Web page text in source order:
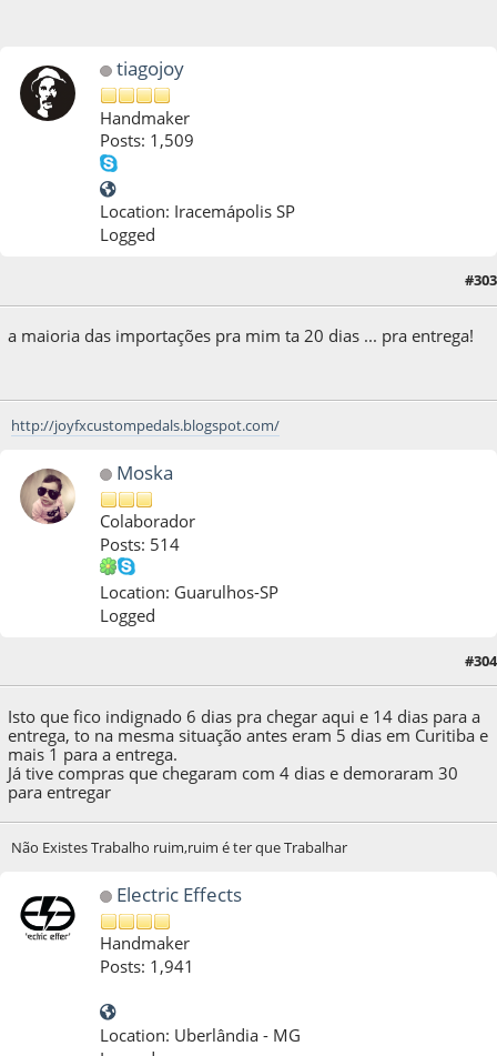
tiagojoy
Handmaker
Posts: 1,509
Location: Iracemápolis SP
Logged
#303
a maioria das importações pra mim ta 20 dias ... pra entrega!
http://joyfxcustompedals.blogspot.com/
Moska
Colaborador
Posts: 514
Location: Guarulhos-SP
Logged
#304
Isto que fico indignado 6 dias pra chegar aqui e 14 dias para a
entrega, to na mesma situação antes eram 5 dias em Curitiba e
mais 1 para a entrega.
Já tive compras que chegaram com 4 dias e demoraram 30
para entregar
Não Existes Trabalho ruim,ruim é ter que Trabalhar
Electric Effects
Handmaker
Posts: 1,941
Location: Uberlândia - MG